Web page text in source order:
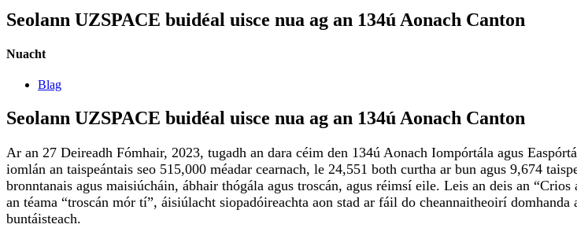
Seolann UZSPACE buidéal uisce nua ag an 134ú Aonach Canton
Nuacht
Blag
Seolann UZSPACE buidéal uisce nua ag an 134ú Aonach Canton
Ar an 27 Deireadh Fómhair, 2023, tugadh an dara céim den 134ú Aonach Iompórtála agus
iomlán an taispeántais seo 515,000 méadar cearnach, le 24,551 both curtha ar bun agus 9,674
bronntanais agus maisiúcháin, ábhair thógála agus troscán, agus réimsí eile. Leis an deis an
an téama “troscán mór tí”, áisiúlacht siopadóireachta aon stad ar fáil do cheannaitheoirí
buntáisteach.